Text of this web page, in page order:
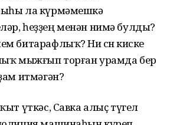
ла күрмәмешкә
һеҙҙең менән нимә булды?
битарафлыҡ? Ни өсөн киске
мыжғып торған урамда бер
итмәгән?
үткәс, Савка алыҫ түгел